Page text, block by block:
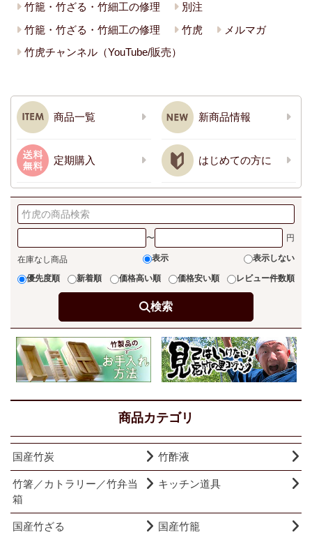
竹籠・竹ざる・竹細工の修理
別注
竹籠・竹ざる・竹細工の修理
竹虎
メルマガ
竹虎チャンネル（YouTube/販売）
商品一覧 新商品情報
定期購入 はじめての方に
〜
在庫なし商品 表示 表示しない
優先度順 新着順 価格高い順 価格安い順 レビュー件数順
検索
商品カテゴリ
国産竹炭 竹酢液
竹箸／カトラリー／竹弁当
箱
キッチン道具
国産竹ざる 国産竹籠